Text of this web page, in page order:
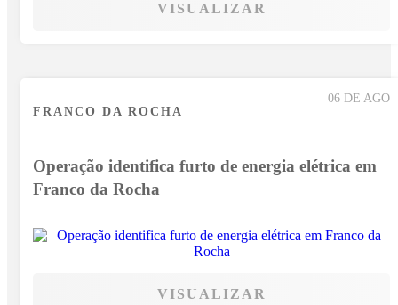
VISUALIZAR
06 DE AGO
FRANCO DA ROCHA
Operação identifica furto de energia elétrica em
Franco da Rocha
VISUALIZAR